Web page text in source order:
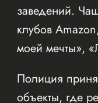
заведений.
клубов
моей мечты»,
Полиция
объекты, где